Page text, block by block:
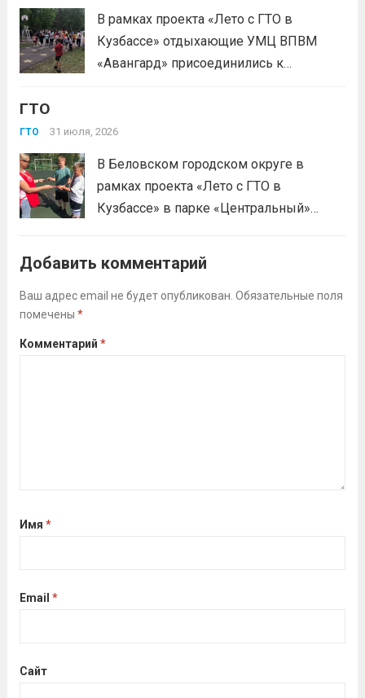
В рамках проекта «Лето с ГТО в
Кузбассе» отдыхающие УМЦ ВПВМ
«Авангард» присоединились к
«Авангарда» не просто проверкой
праздником спорта.Поддерживая друг
друга, юноши и девушки показывают
отличные результаты, подтверждая,...
ГТО
ГТО 31 июля, 2026
В Беловском городском округе в
рамках проекта «Лето с ГТО в
Кузбассе» в парке «Центральный»
спортивного комплекса «Готов к труду
и обороне» (ГТО)!Все желающие
выполнении нормативов ВФСК ГТО️⁣⁣⠀Те,
Добавить комментарий
Ваш адрес email не будет опубликован. Обязательные поля
помечены *
Комментарий *
Имя *
Email *
Сайт